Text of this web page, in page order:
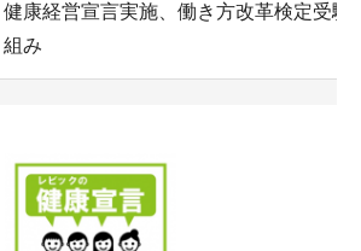
健康経営宣言実施、働き方改革検定受験
組み